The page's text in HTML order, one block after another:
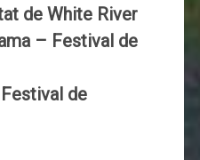
de White River
– Festival de
de